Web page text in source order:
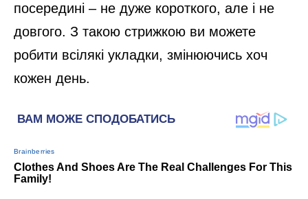
посередині – не дуже короткого, але і не
довгого. З такою стрижкою ви можете
робити всілякі укладки, змінюючись хоч
кожен день.